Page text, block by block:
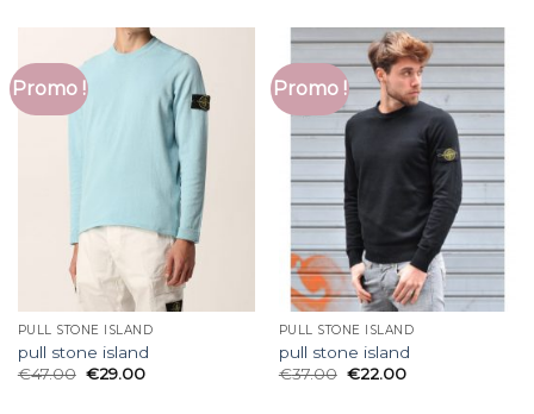
Promo !
PULL STONE ISLAND
pull stone island
€47.00 €29.00
Promo !
PULL STONE ISLAND
pull stone island
€37.00 €22.00